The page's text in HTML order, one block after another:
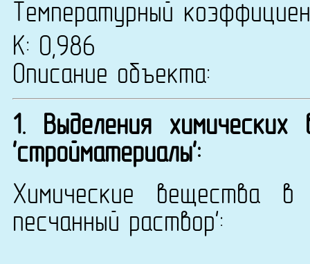
Температурный
К: 0,986
Описание объекта:
1. Выделения
'стройматериалы':
Химические вещества
песчанный раствор':